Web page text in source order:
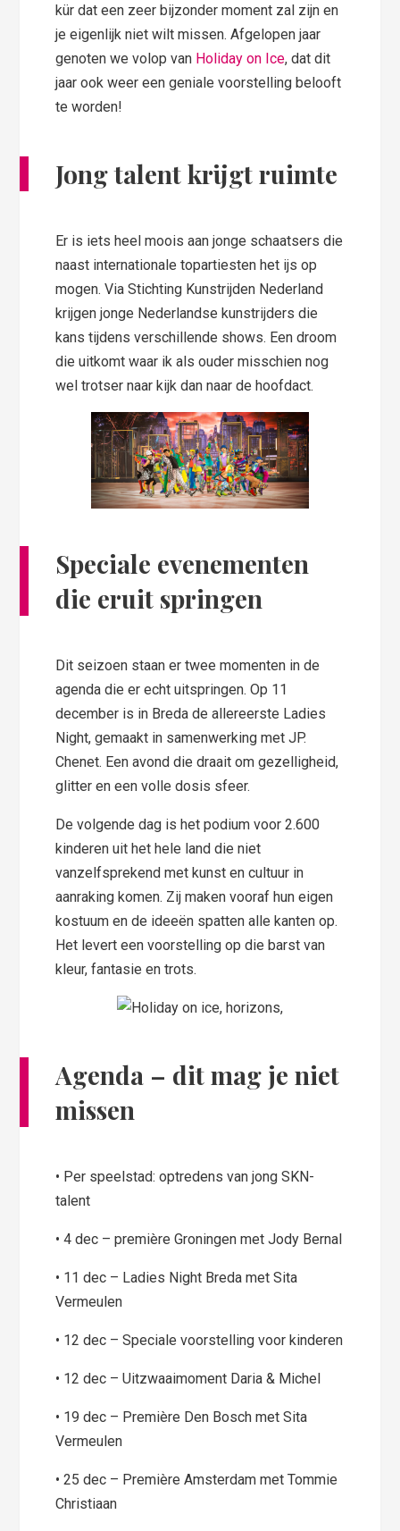
kür dat een zeer bijzonder moment zal zijn en
je eigenlijk niet wilt missen. Afgelopen jaar
genoten we volop van Holiday on Ice, dat dit
jaar ook weer een geniale voorstelling belooft
te worden!
Jong talent krijgt ruimte
Er is iets heel moois aan jonge schaatsers die
naast internationale topartiesten het ijs op
mogen. Via Stichting Kunstrijden Nederland
krijgen jonge Nederlandse kunstrijders die
kans tijdens verschillende shows. Een droom
die uitkomt waar ik als ouder misschien nog
wel trotser naar kijk dan naar de hoofdact.
Speciale evenementen
die eruit springen
Dit seizoen staan er twee momenten in de
agenda die er echt uitspringen. Op 11
december is in Breda de allereerste Ladies
Night, gemaakt in samenwerking met JP.
Chenet. Een avond die draait om gezelligheid,
glitter en een volle dosis sfeer.
De volgende dag is het podium voor 2.600
kinderen uit het hele land die niet
vanzelfsprekend met kunst en cultuur in
aanraking komen. Zij maken vooraf hun eigen
kostuum en de ideeën spatten alle kanten op.
Het levert een voorstelling op die barst van
kleur, fantasie en trots.
Agenda – dit mag je niet
missen
• Per speelstad: optredens van jong SKN-
talent
• 4 dec – première Groningen met Jody Bernal
• 11 dec – Ladies Night Breda met Sita
Vermeulen
• 12 dec – Speciale voorstelling voor kinderen
• 12 dec – Uitzwaaimoment Daria & Michel
• 19 dec – Première Den Bosch met Sita
Vermeulen
• 25 dec – Première Amsterdam met Tommie
Christiaan